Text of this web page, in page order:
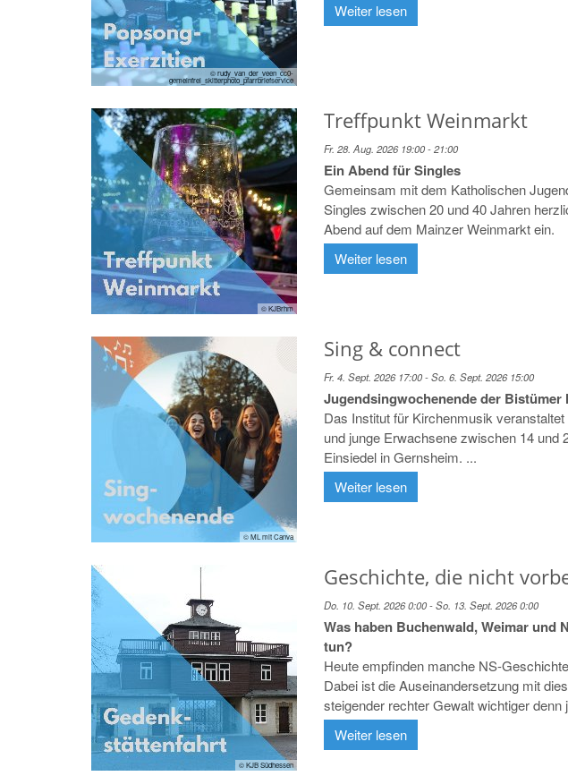
© rudy_van_der_veen_cc0-
gemeinfrei_skitterphoto_pfarrbriefservice
Weiter lesen
© KJBrhm
Treffpunkt Weinmarkt
Fr. 28. Aug. 2026 19:00 - 21:00
Ein Abend für Singles
Gemeinsam mit dem Katholischen
Singles zwischen 20 und 40 Jahren
Abend auf dem Mainzer Weinmarkt ein.
Weiter lesen
© ML mit Canva
Sing & connect
Fr. 4. Sept. 2026 17:00 - So. 6. Sept. 2026 15:00
Jugendsingwochenende der Bistümer
Das Institut für Kirchenmusik
und junge Erwachsene zwischen 14 und
Einsiedel in Gernsheim. ...
Weiter lesen
© KJB Südhessen
Geschichte, die nicht
Do. 10. Sept. 2026 0:00 - So. 13. Sept. 2026 0:00
Was haben Buchenwald, Weimar und
tun?
Heute empfinden manche NS-
Dabei ist die Auseinandersetzung mit
steigender rechter Gewalt wichtiger denn
Weiter lesen